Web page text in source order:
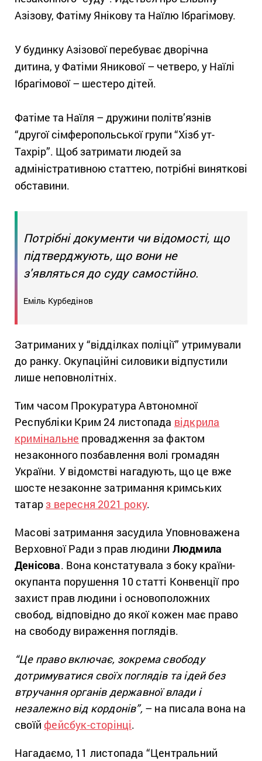
Азізову, Фатіму Янікову та Наїлю Ібрагімову.
У будинку Азізової перебуває дворічна
дитина, у Фатіми Яникової – четверо, у Наїлі
Ібрагімової – шестеро дітей.
Фатіме та Наїля – дружини політв’язнів
“другої сімферопольської групи “Хізб ут-
Тахрір”. Щоб затримати людей за
адміністративною статтею, потрібні виняткові
обставини.
Потрібні документи чи відомості, що
підтверджують, що вони не
з'являться до суду самостійно.
Еміль Курбедінов
Затриманих у “відділках поліції” утримували
до ранку. Окупаційні силовики відпустили
лише неповнолітніх.
Тим часом Прокуратура Автономної
Республіки Крим 24 листопада відкрила
кримінальне провадження за фактом
незаконного позбавлення волі громадян
України. У відомстві нагадують, що це вже
шосте незаконне затримання кримських
татарз вересня 2021 року.
Масові затримання засудила Уповноважена
Верховної Ради з прав людини Людмила
Денісова. Вона констатувала з боку країни-
окупанта порушення 10 статті Конвенції про
захист прав людини і основоположних
свобод, відповідно до якої кожен має право
на свободу вираження поглядів.
“Це право включає, зокрема свободу
дотримуватися своїх поглядів та ідей без
втручання органів державної влади і
незалежно від кордонів”,– на писала вона на
своїй фейсбук-сторінці.​
Нагадаємо, 11 листопада “Центральний